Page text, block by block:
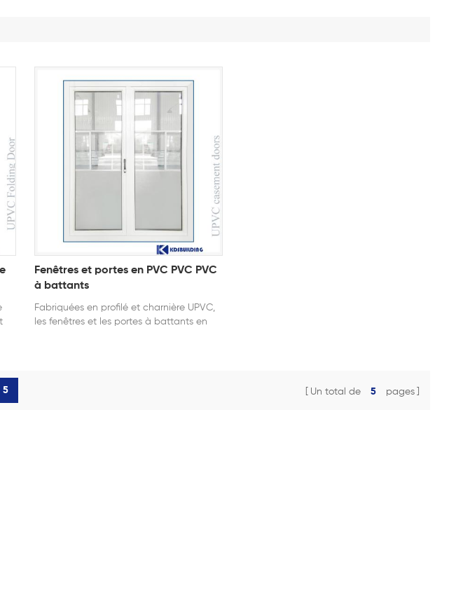
Fenêtres et portes en PVC PVC PVC
à battants
Fabriquées en profilé et charnière UPVC,
les fenêtres et les portes à battants en
5 Un total de 5 pages